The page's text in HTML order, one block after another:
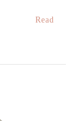
Read